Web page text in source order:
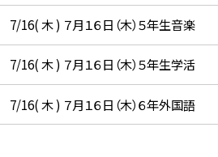
7/16( 木 ) ７月１６日（木）５年生音楽
7/16( 木 ) ７月１６日（木）５年生学活
7/16( 木 ) ７月１６日（木）６年外国語